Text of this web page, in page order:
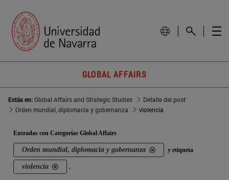
GLOBAL AFFAIRS
Estás en:Global Affairs and Strategic Studies
Detalle del post
Orden mundial, diplomacia y gobernanza
violencia
Entradas con Categorías Global Affairs
Orden mundial, diplomacia y gobernanza y etiqueta
violencia .